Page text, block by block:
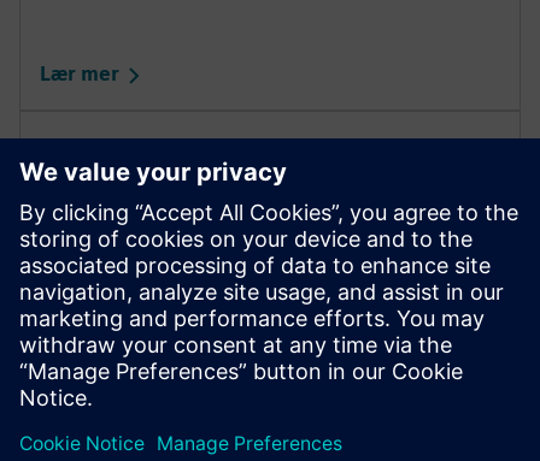
Lær mer
Partnerportal
Informasjons- og dialogplattform for Siemens
godkjente og løsningspartnere.
Lær mer